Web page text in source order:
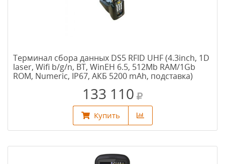
Терминал сбора данных DS5 RFID UHF (4.3inch, 1D
laser, Wifi b/g/n, BT, WinEH 6.5, 512Mb RAM/1Gb
ROM, Numeric, IP67, АКБ 5200 mAh, подставка)
133 110
Купить